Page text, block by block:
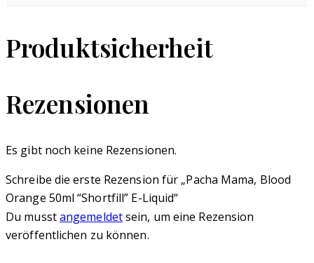
Produktsicherheit
Rezensionen
Es gibt noch keine Rezensionen.
Schreibe die erste Rezension für „Pacha Mama, Blood
Orange 50ml “Shortfill” E-Liquid“
Du musstangemeldetsein, um eine Rezension
veröffentlichen zu können.